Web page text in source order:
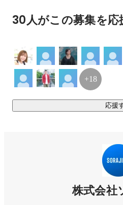
第一編集部は、「世界がときめ
編集方針のもと、主にロマンス
『お求めいただいた暴君陛下の
リカで月間売上ランキング2位
装する理由』（雨宮レイ.）、
～恋人未満がちょうどいい～』
を世に送り出してきました。
『恋愛としてのときめきや憧
https://note.com/
【第二編集部 - バトルWebtoon
第二編集部は、少年から青年ま
30人がこの募集を
応援
+18
株式会社